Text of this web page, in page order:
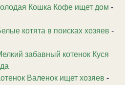
Кошка Кофе ищет дом -
котята в поисках хозяев -
забавный котенок Куся
Валенок ищет хозяев -